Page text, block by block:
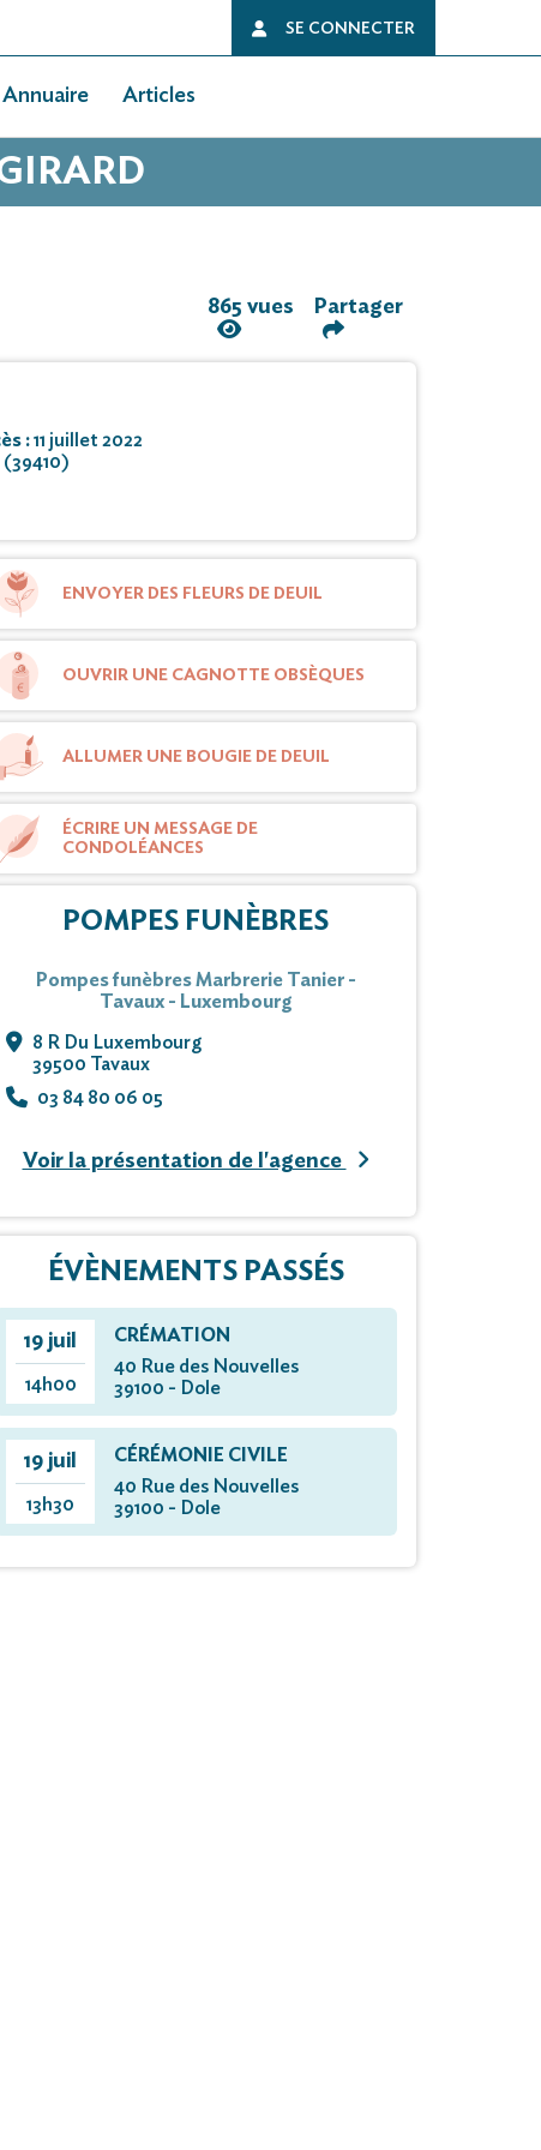
SE CONNECTER
Annuaire Articles
865 vues Partager
:11 juillet 2022
ENVOYER DES FLEURS DE DEUIL
OUVRIR UNE CAGNOTTE OBSÈQUES
ALLUMER UNE BOUGIE DE DEUIL
ÉCRIRE UN MESSAGE DE
CONDOLÉANCES
POMPES FUNÈBRES
Pompes funèbres Marbrerie Tanier -
Tavaux - Luxembourg
8 R Du Luxembourg
39500 Tavaux
03 84 80 06 05
Voir la présentation de l'agence
ÉVÈNEMENTS PASSÉS
19 juil
14h00
CRÉMATION
40 Rue des Nouvelles
39100 - Dole
19 juil
13h30
CÉRÉMONIE CIVILE
40 Rue des Nouvelles
39100 - Dole